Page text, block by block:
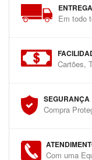
Em todo
Cartões,
SEGURANÇA
Compra
Com uma